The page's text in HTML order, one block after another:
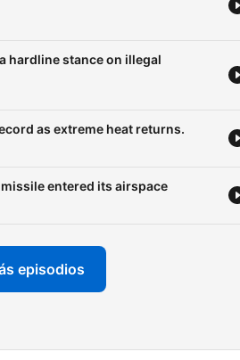
hardline stance on illegal
as extreme heat returns.
entered its airspace
episodios